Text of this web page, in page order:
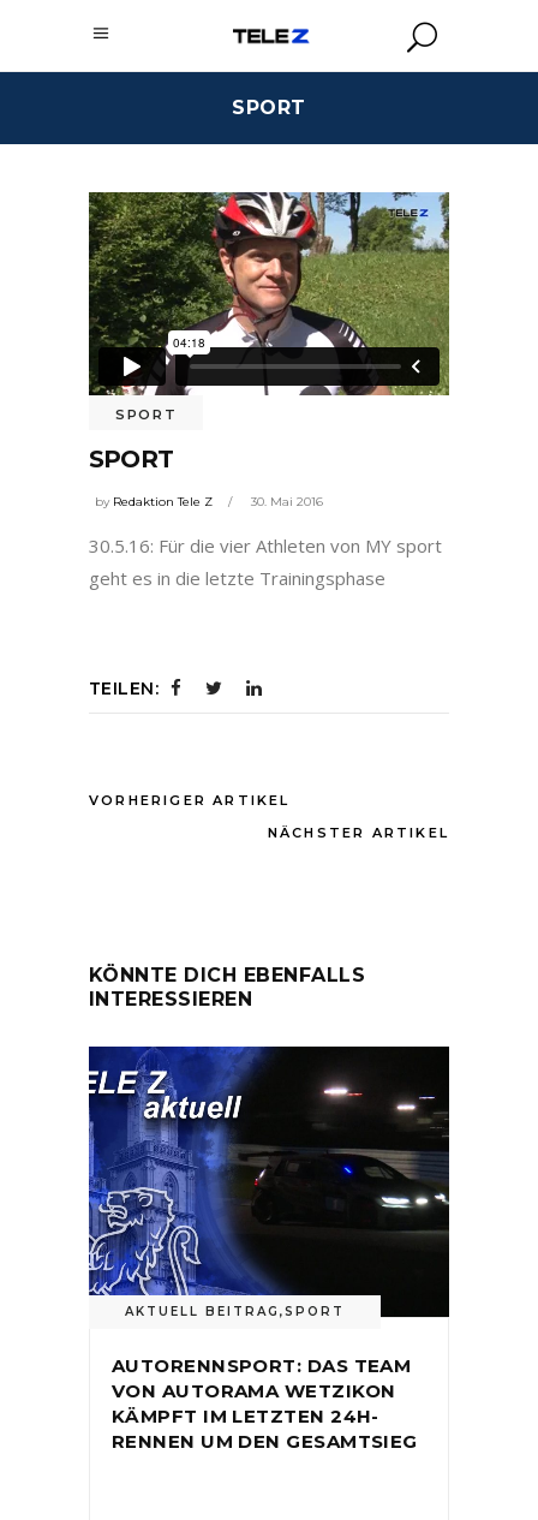
SPORT
SPORT
SPORT
by Redaktion Tele Z 30. Mai 2016
30.5.16: Für die vier Athleten von MY sport
geht es in die letzte Trainingsphase
TEILEN:
VORHERIGER ARTIKEL
NÄCHSTER ARTIKEL
KÖNNTE DICH EBENFALLS
INTERESSIEREN
AKTUELL BEITRAG ,SPORT
AUTORENNSPORT: DAS TEAM
VON AUTORAMA WETZIKON
KÄMPFT IM LETZTEN 24H-
RENNEN UM DEN GESAMTSIEG